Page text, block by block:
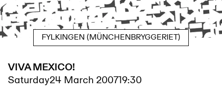
FYLKINGEN (MÜNCHENBRYGGERIET)
VIVA MEXICO!
Saturday24 March 200719:30